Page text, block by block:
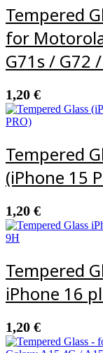
Tempered
for
G71s / G72
1,20 €
Tempered
(iPhone 15
1,20 €
Tempered
iPhone 16
1,20 €